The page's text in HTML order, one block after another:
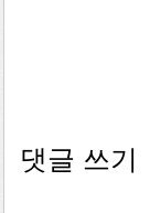
댓글 쓰기